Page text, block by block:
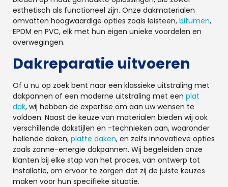
esthetisch als functioneel zijn. Onze dakmaterialen
omvatten hoogwaardige opties zoals leisteen, bitumen,
EPDM en PVC, elk met hun eigen unieke voordelen en
overwegingen.
Dakreparatie uitvoeren
Of u nu op zoek bent naar een klassieke uitstraling met
dakpannen of een moderne uitstraling met een plat
dak, wij hebben de expertise om aan uw wensen te
voldoen. Naast de keuze van materialen bieden wij ook
verschillende dakstijlen en -technieken aan, waaronder
hellende daken, platte daken, en zelfs innovatieve opties
zoals zonne-energie dakpannen. Wij begeleiden onze
klanten bij elke stap van het proces, van ontwerp tot
installatie, om ervoor te zorgen dat zij de juiste keuzes
maken voor hun specifieke situatie.